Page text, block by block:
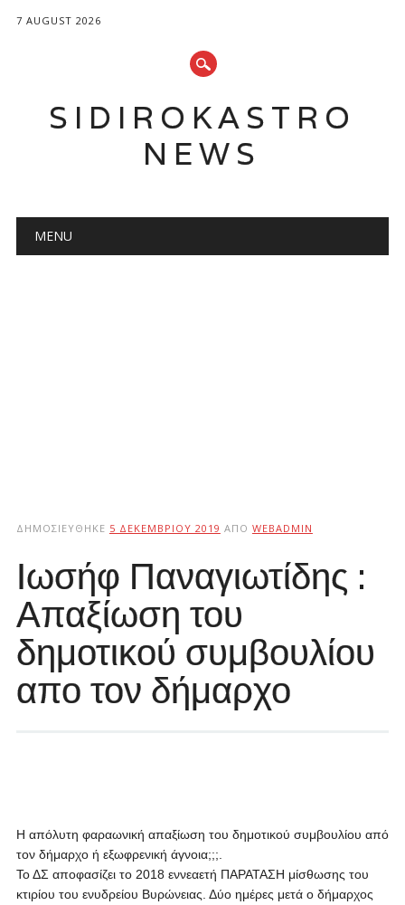
7 AUGUST 2026
SIDIROKASTRO
NEWS
Main menu
MENU
ΔΗΜΟΣΙΕΎΘΗΚΕ 5 ΔΕΚΕΜΒΡΊΟΥ 2019 ΑΠΌ WEBADMIN
Ιωσήφ Παναγιωτίδης :
Απαξίωση του
δημοτικού συμβουλίου
απο τον δήμαρχο
Η απόλυτη φαραωνική απαξίωση του δημοτικού συμβουλίου από
τον δήμαρχο ή εξωφρενική άγνοια;;;.
Το ΔΣ αποφασίζει το 2018 εννεαετή ΠΑΡΑΤΑΣΗ μίσθωσης του
κτιρίου του ενυδρείου Βυρώνειας. Δύο ημέρες μετά ο δήμαρχος